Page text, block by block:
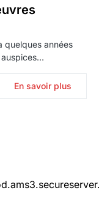
quelques années
auspices…
En savoir plus